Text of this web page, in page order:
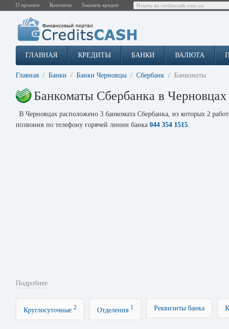
О проекте Контакты Заказать кредит
ГЛАВНАЯ КРЕДИТЫ БАНКИ ВАЛЮТА
Главная Банки Банки Черновцы Сбербанк Банкоматы
Банкоматы Сбербанка в Черновцах
В Черновцах расположено 3 банкомата Сбербанка, из которых 2
позвонив по телефону горячей линии банка 044 354 1515.
Подробнее
Круглосуточные 2 Отделения 1 Реквизиты банка